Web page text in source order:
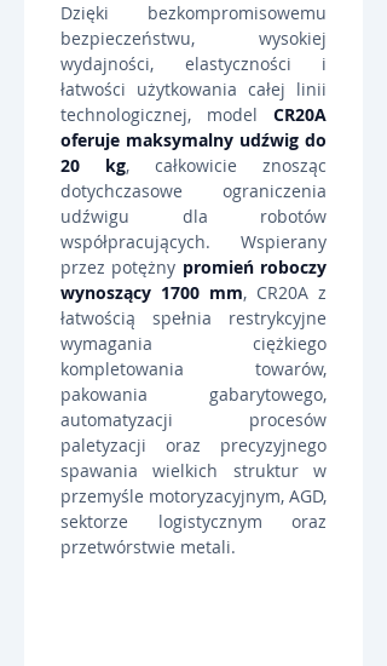
Dzięki bezkompromisowemu
bezpieczeństwu, wysokiej
wydajności, elastyczności i
łatwości użytkowania całej linii
technologicznej, model CR20A
oferuje maksymalny udźwig do
20 kg, całkowicie znosząc
dotychczasowe ograniczenia
udźwigu dla robotów
współpracujących. Wspierany
przez potężny promień roboczy
wynoszący 1700 mm, CR20A z
łatwością spełnia restrykcyjne
wymagania ciężkiego
kompletowania towarów,
pakowania gabarytowego,
automatyzacji procesów
paletyzacji oraz precyzyjnego
spawania wielkich struktur w
przemyśle motoryzacyjnym, AGD,
sektorze logistycznym oraz
przetwórstwie metali.